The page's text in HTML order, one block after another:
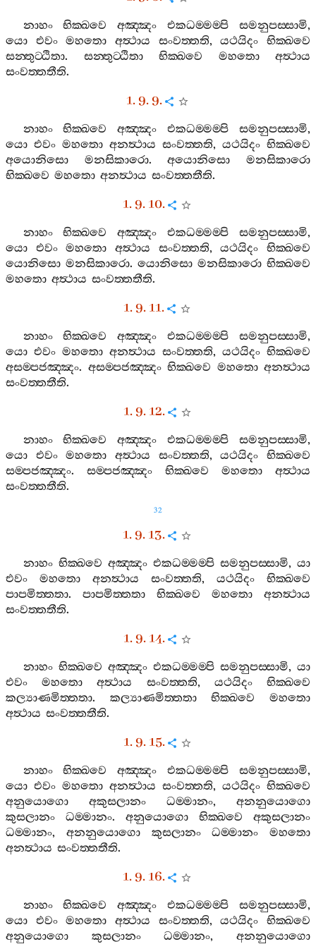
නාහං භික‍්ඛවෙ අඤ‍්ඤං එකධම‍්මම‍්පි සමනුපස‍්සාමි,
යො
එවං මහතො අත්‍ථාය සංවත‍්තති,යථයිදං
භික‍්ඛවෙ
සන‍්තුට‍්ඨිතා. සන‍්තුට‍්ඨිතා භික‍්ඛවෙ මහතො
අත්‍ථාය
සංවත‍්තතීති.
1. 9. 9.
නාහං භික‍්ඛවෙ අඤ‍්ඤං එකධම‍්මම‍්පි සමනුපස‍්සාමි,
යො එවං මහතො අනත්‍ථාය සංවත‍්තති, යථයිදං භික‍්ඛවෙ
අයොනිසො
මනසිකාරො.අයොනිසො
මනසිකාරො
භික‍්ඛවෙ මහතො අනත්‍ථාය සංවත‍්තතීති.
1. 9. 10.
නාහං භික‍්ඛවෙ අඤ‍්ඤං එකධම‍්මම‍්පි සමනුපස‍්සාමි,
යො
එවං මහතො අත්‍ථාය සංවත‍්තති,යථයිදං
භික‍්ඛවෙ
යොනිසො මනසිකාරො. යොනිසො මනසිකාරො භික‍්ඛවෙ
මහතො අත්‍ථාය සංවත‍්තතීති.
1. 9. 11.
නාහං භික‍්ඛවෙ අඤ‍්ඤං එකධම‍්මම‍්පි සමනුපස‍්සාමි,
යො එවං මහතො අනත්‍ථාය සංවත‍්තති, යථයිදං භික‍්ඛවෙ
අසම‍්පජඤ‍්ඤං. අසම‍්පජඤ‍්ඤං භික‍්ඛවෙ මහතො අනත්‍ථාය
සංවත‍්තතීති.
1. 9. 12.
නාහං භික‍්ඛවෙ අඤ‍්ඤං එකධම‍්මම‍්පි සමනුපස‍්සාමි,
යො
එවං මහතො අත්‍ථාය සංවත‍්තති,යථයිදං
භික‍්ඛවෙ
සම‍්පජඤ‍්ඤං. සම‍්පජඤ‍්ඤං භික‍්ඛවෙ මහතො
අත්‍ථාය
සංවත‍්තතීති.
32
1. 9. 13.
නාහං භික‍්ඛවෙ අඤ‍්ඤං එකධම‍්මම‍්පි සමනුපස‍්සාමි,යා
එවං
මහතො අනත්‍ථාය සංවත‍්තති, යථයිදං
භික‍්ඛවෙ
පාපමිත‍්තතා. පාපමිත‍්තතා භික‍්ඛවෙ මහතො
අනත්‍ථාය
සංවත‍්තතීති.
1. 9. 14.
නාහං භික‍්ඛවෙ අඤ‍්ඤං එකධම‍්මම‍්පි සමනුපස‍්සාමි,යා
එවං
මහතො අත්‍ථාය සංවත‍්තති, යථයිදං
භික‍්ඛවෙ
කල්‍යාණමිත‍්තතා. කල්‍යාණමිත‍්තතා භික‍්ඛවෙ
මහතො
අත්‍ථාය සංවත‍්තතීති.
1. 9. 15.
නාහං භික‍්ඛවෙ අඤ‍්ඤං එකධම‍්මම‍්පි සමනුපස‍්සාමි,
යො එවං මහතො අනත්‍ථාය සංවත‍්තති, යථයිදං භික‍්ඛවෙ
අනුයොගො
අකුසලානං ධම‍්මානං, අනනුයොගො
කුසලානං
ධම‍්මානං. අනුයොගො භික‍්ඛවෙ
අකුසලානං
ධම‍්මානං, අනනුයොගො කුසලානං ධම‍්මානං
මහතො
අනත්‍ථාය සංවත‍්තතීති.
1. 9. 16.
නාහං භික‍්ඛවෙ අඤ‍්ඤං එකධම‍්මම‍්පි සමනුපස‍්සාමි,
යො
එවං මහතො අත්‍ථාය සංවත‍්තති,යථයිදං
භික‍්ඛවෙ
අනුයොගො
කුසලානං ධම‍්මානං,අනනුයොගො